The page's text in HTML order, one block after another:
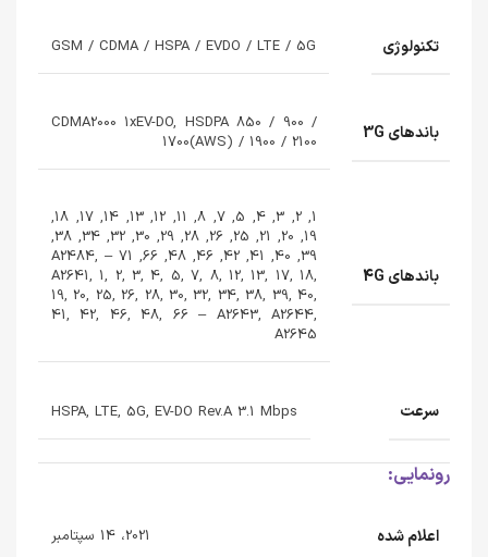
تکنولوژی GSM / CDMA / HSPA / EVDO / LTE / 5G
باندهای 3G
CDMA2000 1xEV-DO, HSDPA 850 / 900 /
1700(AWS) / 1900 / 2100
باندهای 4G
1, 2, 3, 4, 5, 7, 8, 11, 12, 13, 14, 17, 18,
19, 20, 21, 25, 26, 28, 29, 30, 32, 34, 38,
39, 40, 41, 42, 46, 48, 66, 71 – A2484,
A2641, 1, 2, 3, 4, 5, 7, 8, 12, 13, 17, 18,
19, 20, 25, 26, 28, 30, 32, 34, 38, 39, 40,
41, 42, 46, 48, 66 – A2643, A2644,
A2645
سرعت HSPA, LTE, 5G, EV-DO Rev.A 3.1 Mbps
رونمایی:
اعلام شده 2021، 14 سپتامبر